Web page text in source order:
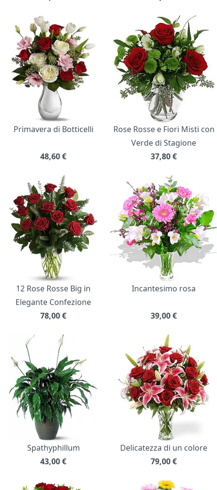
Primavera di Botticelli
48,60€
Rose Rosse e Fiori Misti con
Verde di Stagione
37,80€
12 Rose Rosse Big in
Elegante Confezione
78,00€
Incantesimo rosa
39,00€
Spathyphillum
43,00€
Delicatezza di un colore
79,00€